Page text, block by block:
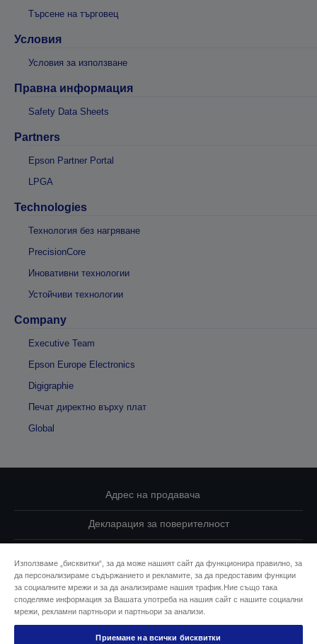
Търсене на търговец
Условия
Условия за използване
Правна информация
Safety Data Sheets
Partners
Epson Partner Portal
LPGA
Technologies
Технология без нагряване
PrecisionCore
Иновативни технологии
Устойчиви технологии
Company
Executive Team
Epson Europe Electronics
Digigraphie
Печат директно върху плат
Global
Адрес на продавача
Декларация за поверителност
Свържете се с нас за Вашите данни
Информация за бисквитките
Ангажимент за достъпност на Epson
Използваме „бисквитки“, за да може нашият сайт да функционира правилно, за
да персонализираме съдържанието и рекламите, за да предоставим функции
за социалните мрежи и за да анализираме нашия трафик.Ние също така
споделяме информация за Вашата употреба на нашия сайт с нашите социални
мрежи, рекламни партньори и партньори за анализи.
Приемане на всички бисквитки